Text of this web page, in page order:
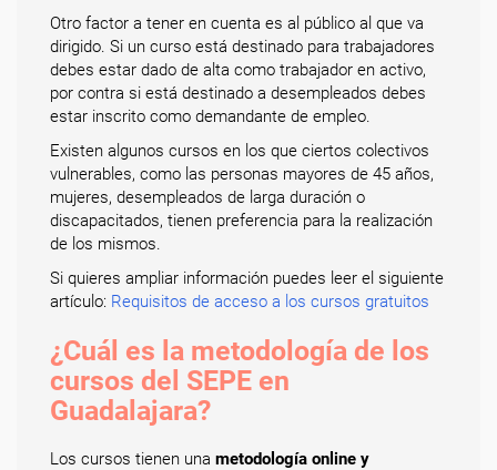
Otro factor a tener en cuenta es al público al que va
dirigido. Si un curso está destinado para trabajadores
debes estar dado de alta como trabajador en activo,
por contra si está destinado a desempleados debes
estar inscrito como demandante de empleo.
Existen algunos cursos en los que ciertos colectivos
vulnerables, como las personas mayores de 45 años,
mujeres, desempleados de larga duración o
discapacitados, tienen preferencia para la realización
de los mismos.
Si quieres ampliar información puedes leer el siguiente
artículo: Requisitos de acceso a los cursos gratuitos
¿Cuál es la metodología de los
cursos del SEPE en
Guadalajara?
Los cursos tienen una metodología online y